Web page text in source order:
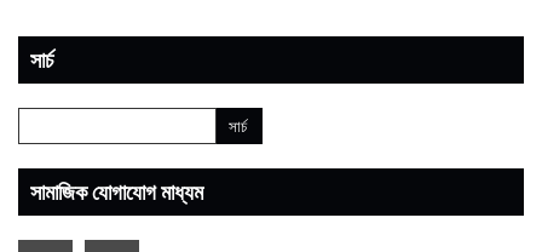
সার্চ
সামাজিক যোগাযোগ মাধ্যম